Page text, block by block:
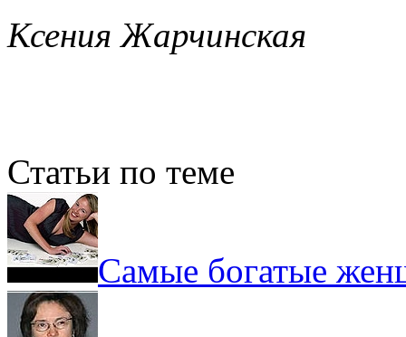
Ксения Жарчинская
Статьи по теме
Самые богатые